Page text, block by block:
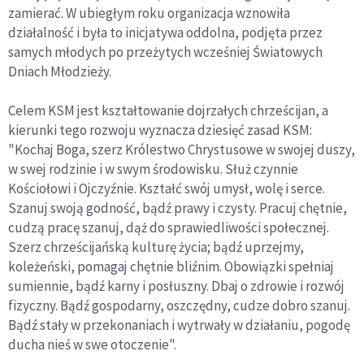
zamierać. W ubiegłym roku organizacja wznowiła
działalność i była to inicjatywa oddolna, podjęta przez
samych młodych po przeżytych wcześniej Światowych
Dniach Młodzieży.
Celem KSM jest kształtowanie dojrzałych chrześcijan, a
kierunki tego rozwoju wyznacza dziesięć zasad KSM:
"Kochaj Boga, szerz Królestwo Chrystusowe w swojej duszy,
w swej rodzinie i w swym środowisku. Służ czynnie
Kościołowi i Ojczyźnie. Kształć swój umysł, wolę i serce.
Szanuj swoją godność, bądź prawy i czysty. Pracuj chętnie,
cudzą pracę szanuj, dąż do sprawiedliwości społecznej.
Szerz chrześcijańską kulturę życia; bądź uprzejmy,
koleżeński, pomagaj chętnie bliźnim. Obowiązki spełniaj
sumiennie, bądź karny i posłuszny. Dbaj o zdrowie i rozwój
fizyczny. Bądź gospodarny, oszczędny, cudze dobro szanuj.
Bądź stały w przekonaniach i wytrwały w działaniu, pogodę
ducha nieś w swe otoczenie".